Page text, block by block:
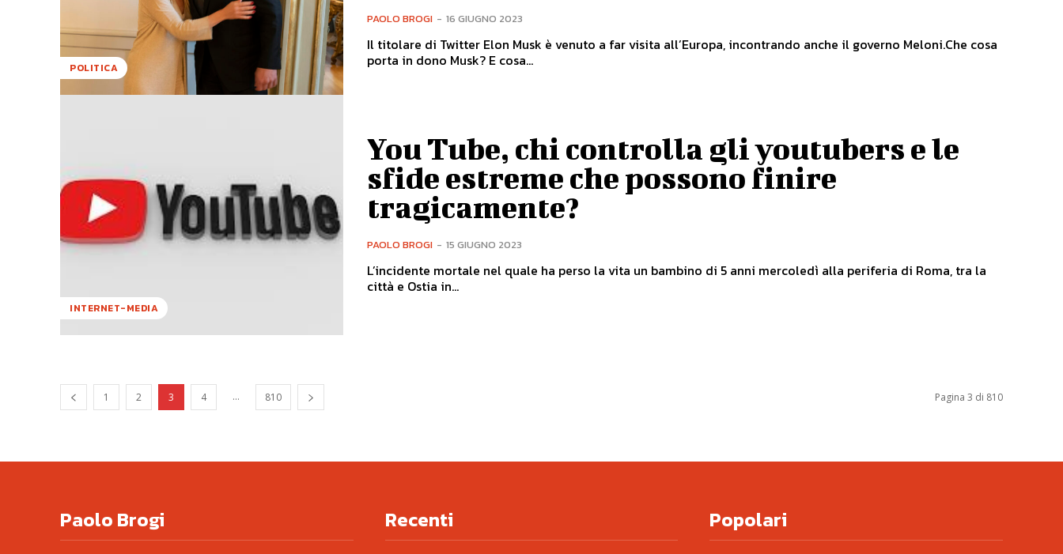
POLITICA
PAOLO BROGI - 16 GIUGNO 2023
Il titolare di Twitter Elon Musk è venuto a far visita all’Europa, incontrando anche il governo Meloni.Che cosa
porta in dono Musk? E cosa...
INTERNET-MEDIA
You Tube, chi controlla gli youtubers e le
sfide estreme che possono finire
tragicamente?
PAOLO BROGI - 15 GIUGNO 2023
L’incidente mortale nel quale ha perso la vita un bambino di 5 anni mercoledì alla periferia di Roma, tra la
città e Ostia in...
1 2 3 4 ... 810 Pagina 3 di 810
Paolo Brogi Recenti Popolari